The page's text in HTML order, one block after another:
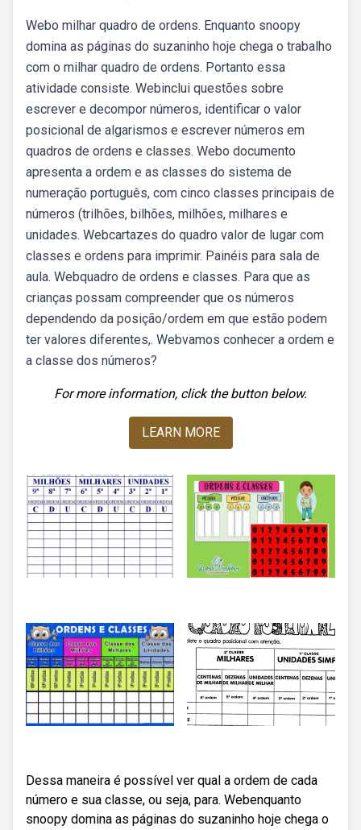
Webo milhar quadro de ordens. Enquanto snoopy
domina as páginas do suzaninho hoje chega o trabalho
com o milhar quadro de ordens. Portanto essa
atividade consiste. Webinclui questões sobre
escrever e decompor números, identificar o valor
posicional de algarismos e escrever números em
quadros de ordens e classes. Webo documento
apresenta a ordem e as classes do sistema de
numeração português, com cinco classes principais de
números (trilhões, bilhões, milhões, milhares e
unidades. Webcartazes do quadro valor de lugar com
classes e ordens para imprimir. Painéis para sala de
aula. Webquadro de ordens e classes. Para que as
crianças possam compreender que os números
dependendo da posição/ordem em que estão podem
ter valores diferentes,. Webvamos conhecer a ordem e
a classe dos números?
For more information, click the button below.
LEARN MORE
Dessa maneira é possível ver qual a ordem de cada
número e sua classe, ou seja, para. Webenquanto
snoopy domina as páginas do suzaninho hoje chega o